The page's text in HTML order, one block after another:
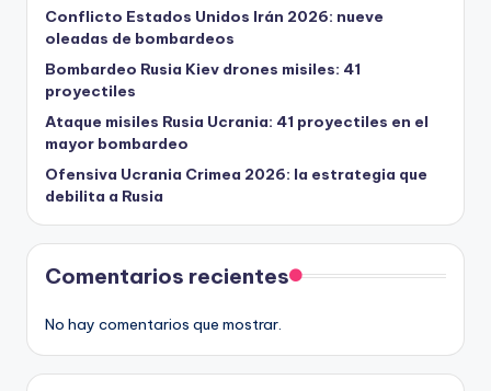
Conflicto Estados Unidos Irán 2026: nueve
oleadas de bombardeos
Bombardeo Rusia Kiev drones misiles: 41
proyectiles
Ataque misiles Rusia Ucrania: 41 proyectiles en el
mayor bombardeo
Ofensiva Ucrania Crimea 2026: la estrategia que
debilita a Rusia
Comentarios recientes
No hay comentarios que mostrar.